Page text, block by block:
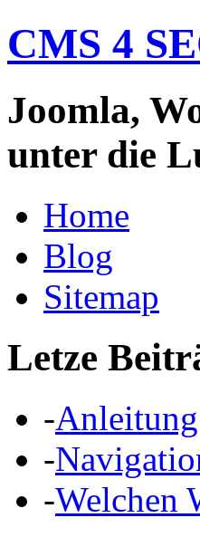
CMS 4
Joomla,
unter die
Home
Blog
Sitemap
Letze
-
-
-Welchen